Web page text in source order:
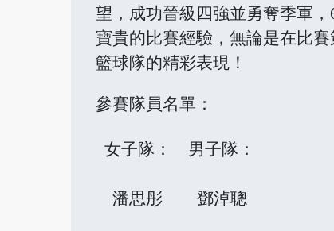
望，成功晉級四強並勇奪季軍
寶貴的比賽經驗，無論是在比
籃球隊的精彩表現！
參賽隊員名單：
女子隊： 男子隊：
潘思彤 鄧淖聰